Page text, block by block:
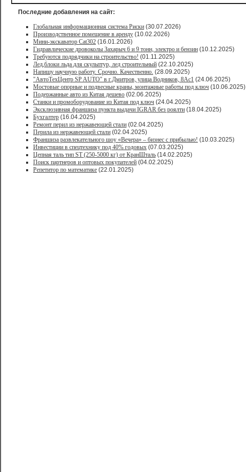
Последние добавления на сайт:
Глобальная информационная система Риски (30.07.2026)
Производственное помещение в аренду (10.02.2026)
Мини-экскаватор Cat302 (16.01.2026)
Гидравлические дровоколы Захарыч 6 и 9 тонн, электро и бензин (10.12.2025)
Требуются подрядчики на строительство! (01.11.2025)
Лед,блоки льда для скульптур, лед строительный (22.10.2025)
Напишу научную работу. Срочно. Качественно. (28.09.2025)
"АвтоТехЦентр SP AUTO" в г.Дмитров, улица Водников, 8Ас1 (24.06.2025)
Мостовые опорные и подвесные краны, монтажные работы под ключ (10.06.2025)
Подержанные авто из Китая дешево (02.06.2025)
Станки и промоборудование из Китая под ключ (24.04.2025)
Эксклюзивная франшиза пункта выдачи IGRAR без роялти (18.04.2025)
Бухгалтер (16.04.2025)
Ремонт перил из нержавеющей стали (02.04.2025)
Перила из нержавеющей стали (02.04.2025)
Франшиза развлекательного шоу «Вечера» – бизнес с прибылью! (10.03.2025)
Инвестиции в спецтехнику под 40% годовых (07.03.2025)
Цепная таль тип ST (250-5000 кг) от КранШталь (14.02.2025)
Поиск партнеров и оптовых покупателей (04.02.2025)
Репетитор по математике (22.01.2025)